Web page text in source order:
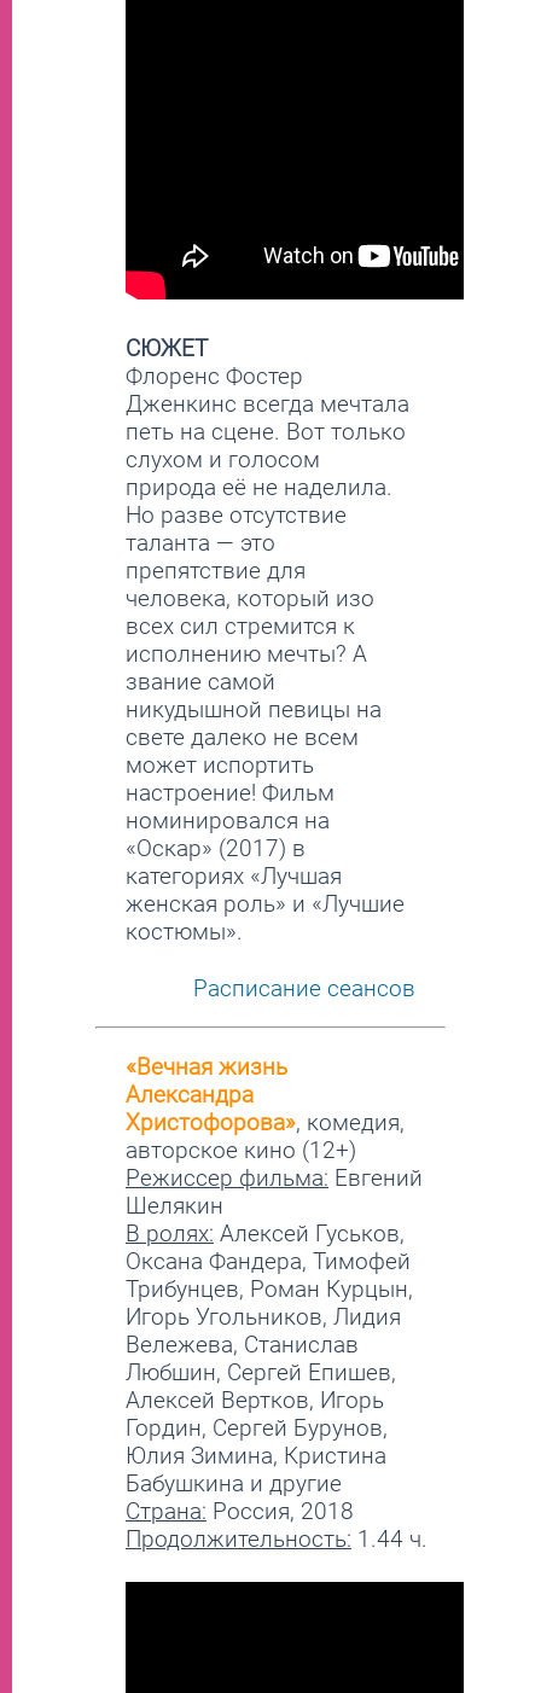
СЮЖЕТ
Флоренс Фостер
Дженкинс всегда мечтала
петь на сцене. Вот только
слухом и голосом
природа её не наделила.
Но разве отсутствие
таланта — это
препятствие для
человека, который изо
всех сил стремится к
исполнению мечты? А
звание самой
никудышной певицы на
свете далеко не всем
может испортить
настроение! Фильм
номинировался на
«Оскар» (2017) в
категориях «Лучшая
женская роль» и «Лучшие
костюмы».
Расписание сеансов
«Вечная жизнь
Александра
Христофорова», комедия,
авторское кино (12+)
Режиссер фильма: Евгений
Шелякин
В ролях: Алексей Гуськов,
Оксана Фандера, Тимофей
Трибунцев, Роман Курцын,
Игорь Угольников, Лидия
Вележева, Станислав
Любшин, Сергей Епишев,
Алексей Вертков, Игорь
Гордин, Сергей Бурунов,
Юлия Зимина, Кристина
Бабушкина и другие
Страна: Россия, 2018
Продолжительность: 1.44 ч.